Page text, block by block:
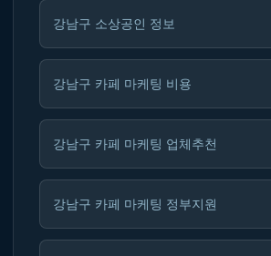
강남구 소상공인 정보
강남구 카페 마케팅 비용
강남구 카페 마케팅 업체추천
강남구 카페 마케팅 정부지원